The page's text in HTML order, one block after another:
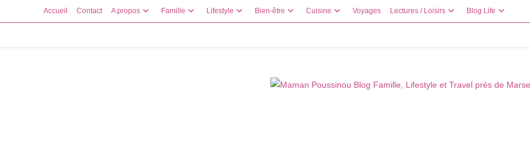
to
Accueil Contact A propos Famille Lifestyle Bien-être Cuisine Voyages Lectures / Loisirs Blog Life